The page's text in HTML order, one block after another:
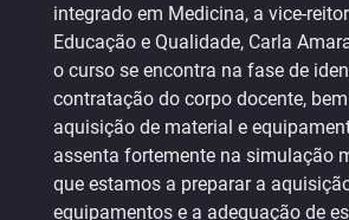
integrado em Medicina, a vice-
Educação e Qualidade, Carla
o curso se encontra na fase de
contratação do corpo docente,
aquisição de material e
assenta fortemente na simulação
que estamos a preparar a
equipamentos e a adequação de